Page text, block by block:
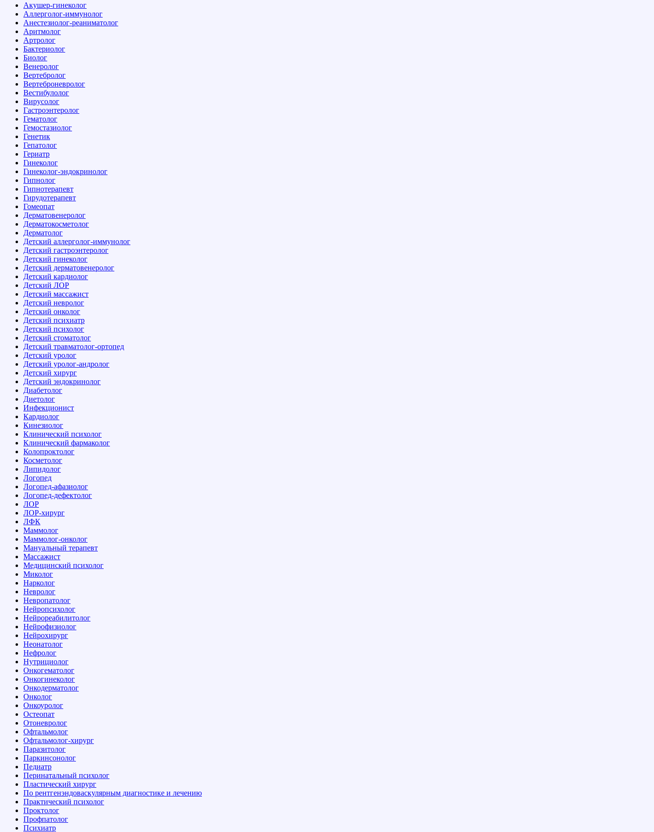
Акушер-гинеколог
Аллерголог-иммунолог
Анестезиолог-реаниматолог
Аритмолог
Артролог
Бактериолог
Биолог
Венеролог
Вертебролог
Вертеброневролог
Вестибулолог
Вирусолог
Гастроэнтеролог
Гематолог
Гемостазиолог
Генетик
Гепатолог
Гериатр
Гинеколог
Гинеколог-эндокринолог
Гипнолог
Гипнотерапевт
Гирудотерапевт
Гомеопат
Дерматовенеролог
Дерматокосметолог
Дерматолог
Детский аллерголог-иммунолог
Детский гастроэнтеролог
Детский гинеколог
Детский дерматовенеролог
Детский кардиолог
Детский ЛОР
Детский массажист
Детский невролог
Детский онколог
Детский психиатр
Детский психолог
Детский стоматолог
Детский травматолог-ортопед
Детский уролог
Детский уролог-андролог
Детский хирург
Детский эндокринолог
Диабетолог
Диетолог
Инфекционист
Кардиолог
Кинезиолог
Клинический психолог
Клинический фармаколог
Колопроктолог
Косметолог
Липидолог
Логопед
Логопед-афазиолог
Логопед-дефектолог
ЛОР
ЛОР-хирург
ЛФК
Маммолог
Маммолог-онколог
Мануальный терапевт
Массажист
Медицинский психолог
Миколог
Нарколог
Невролог
Невропатолог
Нейропсихолог
Нейрореабилитолог
Нейрофизиолог
Нейрохирург
Неонатолог
Нефролог
Нутрициолог
Онкогематолог
Онкогинеколог
Онкодерматолог
Онколог
Онкоуролог
Остеопат
Отоневролог
Офтальмолог
Офтальмолог-хирург
Паразитолог
Паркинсонолог
Педиатр
Перинатальный психолог
Пластический хирург
По рентгенэндоваскулярным диагностике и лечению
Практический психолог
Проктолог
Профпатолог
Психиатр